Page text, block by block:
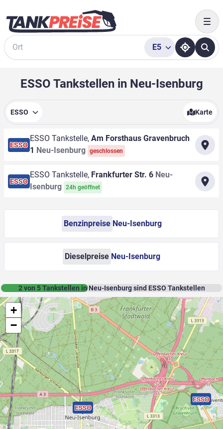
Suche
E5
ESSO Tankstellen in Neu-Isenburg
ESSO Karte
ESSO
ESSO Tankstelle, Am Forsthaus Gravenbruch
1 Neu-Isenburg geschlossen
ESSO
ESSO Tankstelle, Frankfurter Str. 6 Neu-
Isenburg 24h geöffnet
Benzinpreise Neu-Isenburg
Dieselpreise Neu-Isenburg
2von 5Tankstellen in Neu-Isenburg sind ESSO Tankstellen
ESSO
ESSO
+
−